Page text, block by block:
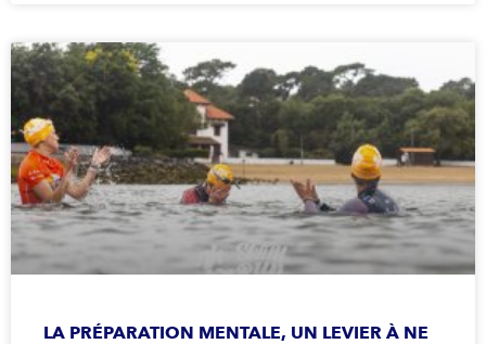
LA PRÉPARATION MENTALE, UN LEVIER À NE